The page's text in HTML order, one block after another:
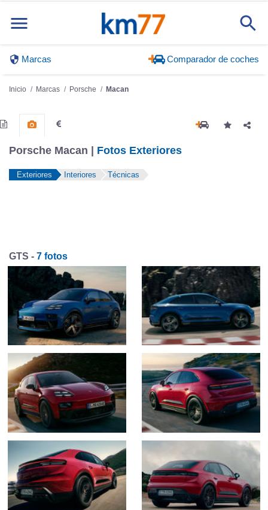
Marcas Comparador de coches
Inicio Marcas Porsche Macan
Porsche Macan | Fotos Exteriores
Exteriores Interiores Técnicas
GTS - 7 fotos